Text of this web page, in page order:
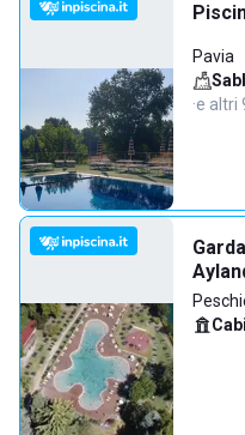
Pavia
·e altri